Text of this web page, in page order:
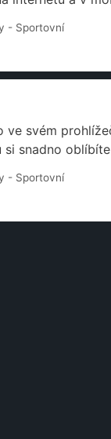
- Sportovní
ve svém
si snadno
- Sportovní